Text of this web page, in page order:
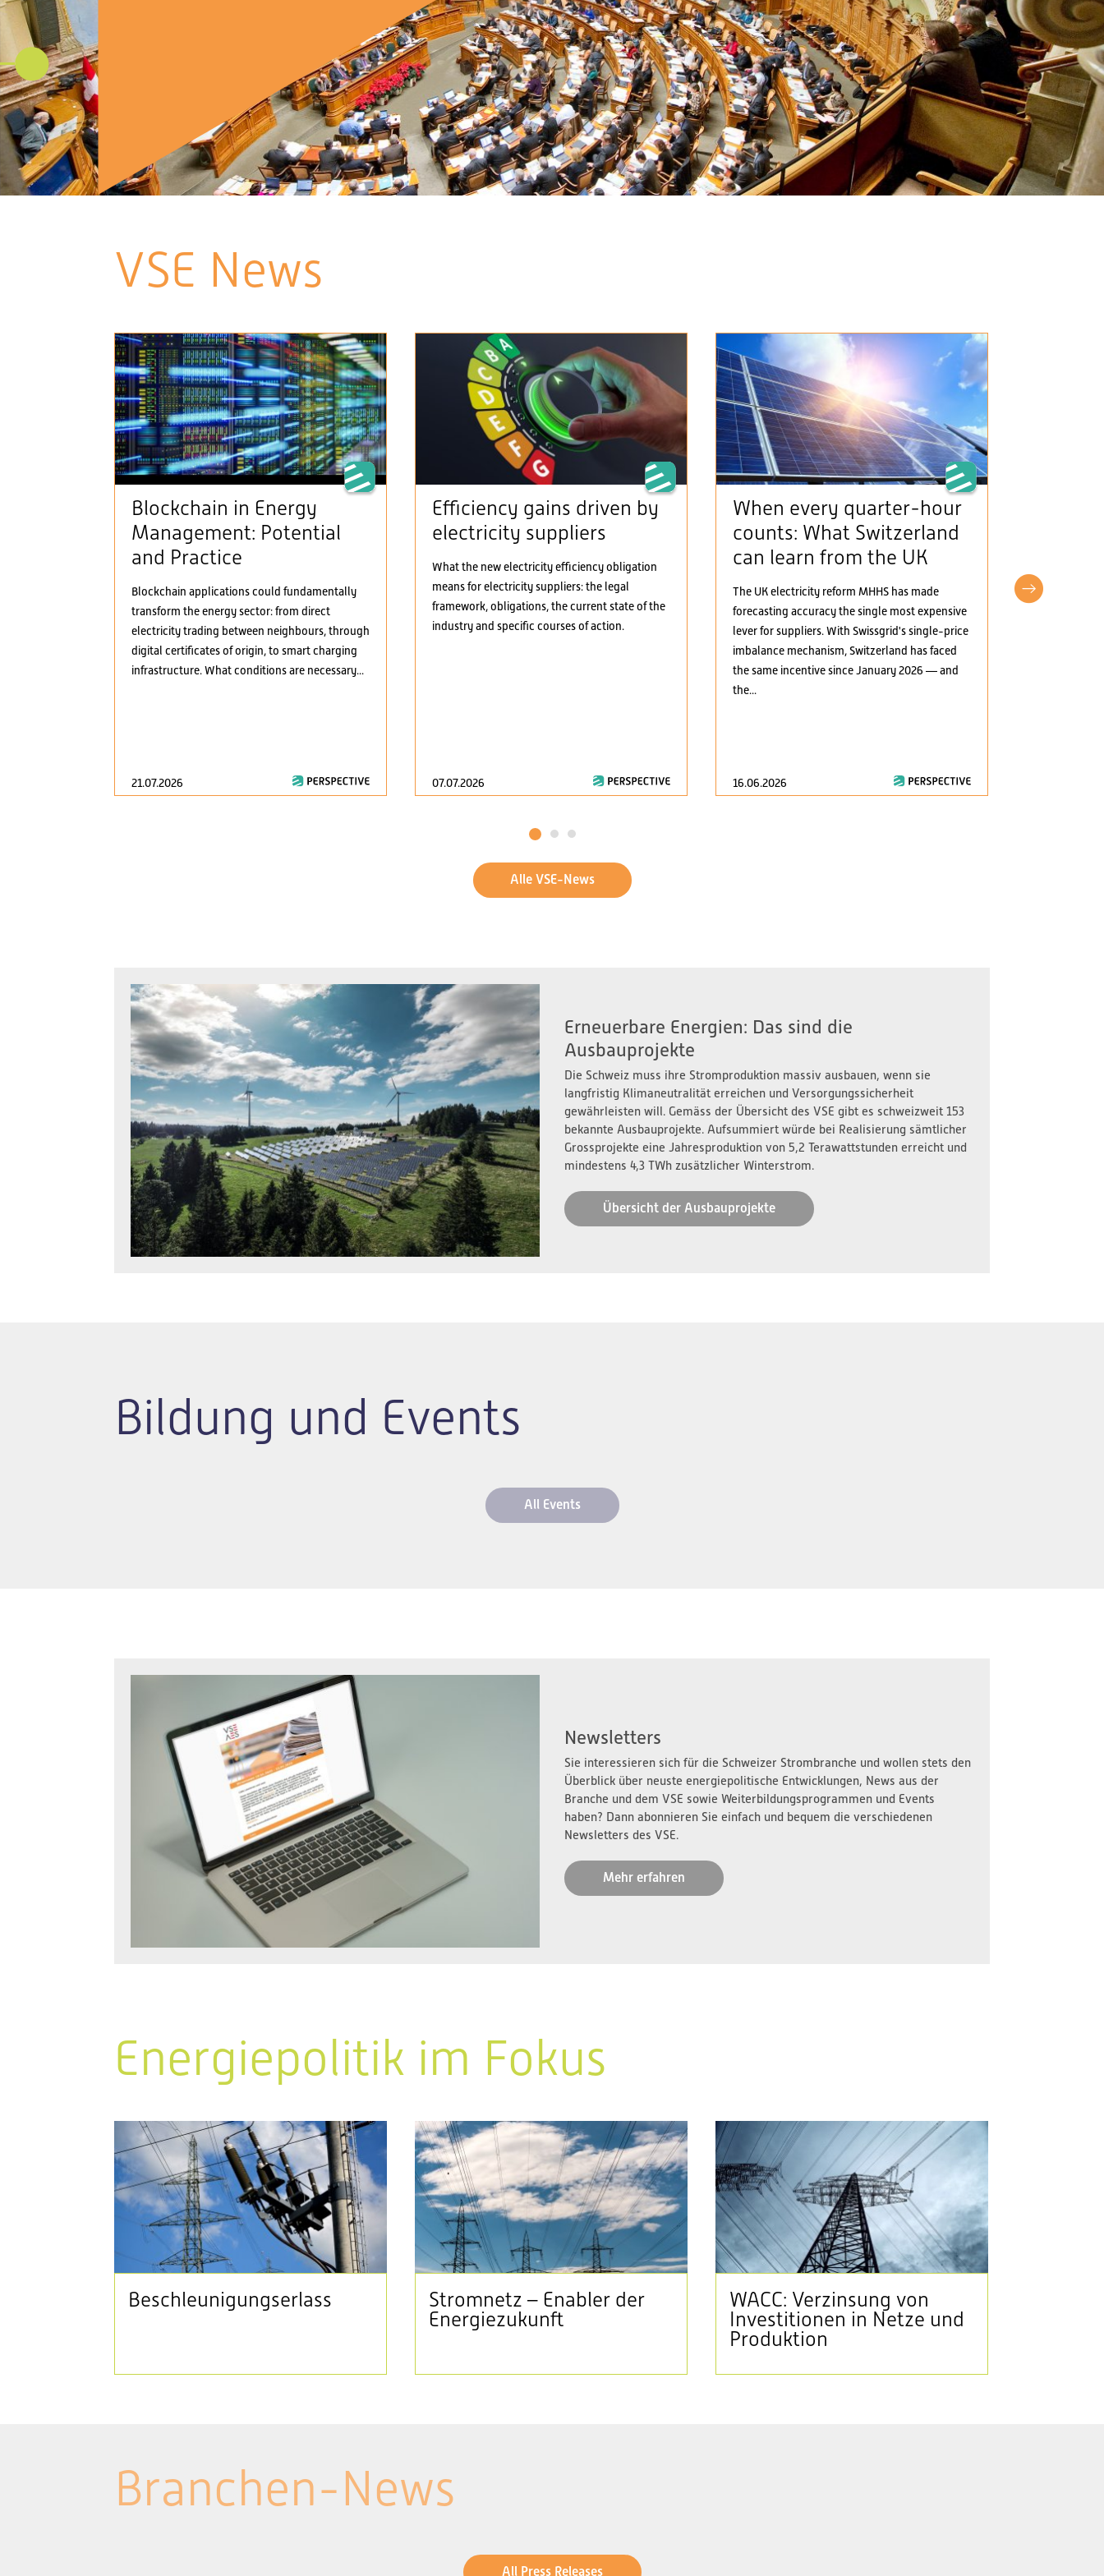
VSE News
Blockchain in Energy
Management: Potential
and Practice
Blockchain applications could fundamentally
transform the energy sector: from direct
electricity trading between neighbours, through
digital certificates of origin, to smart charging
infrastructure. What conditions are necessary...
21.07.2026
Efficiency gains driven by
electricity suppliers
What the new electricity efficiency obligation
means for electricity suppliers: the legal
framework, obligations, the current state of the
industry and specific courses of action.
07.07.2026
When every quarter-hour
counts: What Switzerland
can learn from the UK
The UK electricity reform MHHS has made
forecasting accuracy the single most expensive
lever for suppliers. With Swissgrid's single-price
imbalance mechanism, Switzerland has faced
the same incentive since January 2026 — and
the...
16.06.2026
1 2 3
Alle VSE-News
Erneuerbare Energien: Das sind die
Ausbauprojekte
Die Schweiz muss ihre Stromproduktion massiv ausbauen, wenn sie
langfristig Klimaneutralität erreichen und Versorgungssicherheit
gewährleisten will. Gemäss der Übersicht des VSE gibt es schweizweit 153
bekannte Ausbauprojekte. Aufsummiert würde bei Realisierung sämtlicher
Grossprojekte eine Jahresproduktion von 5,2 Terawattstunden erreicht und
mindestens 4,3 TWh zusätzlicher Winterstrom.
Übersicht der Ausbauprojekte
Bildung und Events
All Events
Newsletters
Sie interessieren sich für die Schweizer Strombranche und wollen stets den
Überblick über neuste energiepolitische Entwicklungen, News aus der
Branche und dem VSE sowie Weiterbildungsprogrammen und Events
haben? Dann abonnieren Sie einfach und bequem die verschiedenen
Newsletters des VSE.
Mehr erfahren
Energiepolitik im Fokus
Beschleunigungserlass
Stromnetz – Enabler der
Energiezukunft
WACC: Verzinsung von
Investitionen in Netze und
Produktion
Branchen-News
All Press Releases